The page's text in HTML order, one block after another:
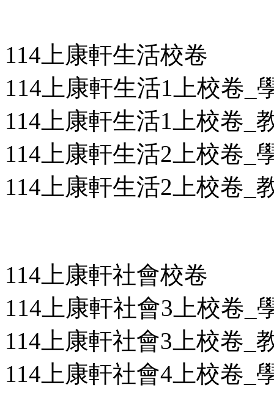
114上康軒生活校卷
114上康軒生活1上校卷_
114上康軒生活1上校卷_
114上康軒生活2上校卷_
114上康軒生活2上校卷_
114上康軒社會校卷
114上康軒社會3上校卷_
114上康軒社會3上校卷_
114上康軒社會4上校卷_